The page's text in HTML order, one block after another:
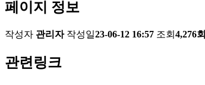
페이지 정보
작성자 관리자 작성일23-06-12 16:57 조회 4,276회
관련링크